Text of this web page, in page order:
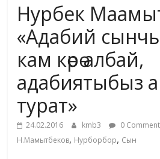
Нурбек
«Адабий
кам көрө албай,
адабиятыбыз
турат»
24.02.2016 kmb3 0
Н.Мамытбеков, Нурборбор, Сын